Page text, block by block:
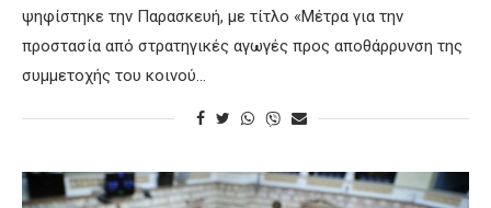
ψηφίστηκε την Παρασκευή, με τίτλο «Μέτρα για την
προστασία από στρατηγικές αγωγές προς αποθάρρυνση της
συμμετοχής του κοινού…